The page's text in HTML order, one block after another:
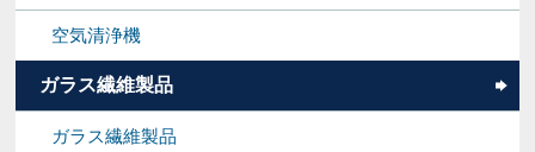
空気清浄機
ガラス繊維製品
ガラス繊維製品